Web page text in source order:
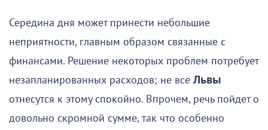
Середина дня может принести небольшие
неприятности, главным образом связанные с
финансами. Решение некоторых проблем потребует
незапланированных расходов; не всеЛьвы
отнесутся к этому спокойно. Впрочем, речь пойдет о
довольно скромной сумме, так что особенно